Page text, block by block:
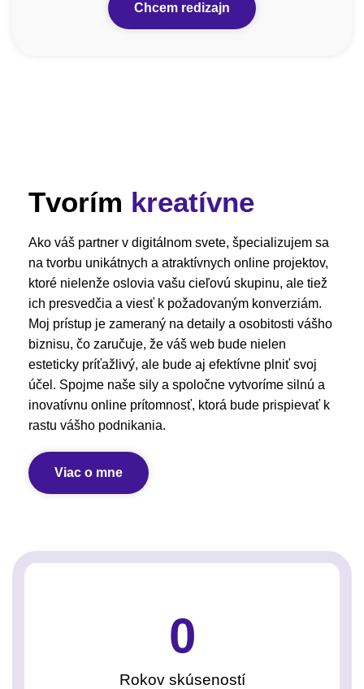
Chcem redizajn
Tvorím kreatívne
Ako váš partner v digitálnom svete, špecializujem sa
na tvorbu unikátnych a atraktívnych online projektov,
ktoré nielenže oslovia vašu cieľovú skupinu, ale tiež
ich presvedčia a viesť k požadovaným konverziám.
Moj prístup je zameraný na detaily a osobitosti vášho
biznisu, čo zaručuje, že váš web bude nielen
esteticky príťažlivý, ale bude aj efektívne plniť svoj
účel. Spojme naše sily a spoločne vytvoríme silnú a
inovatívnu online prítomnosť, ktorá bude prispievať k
rastu vášho podnikania.
Viac o mne
Rokov skúseností
0